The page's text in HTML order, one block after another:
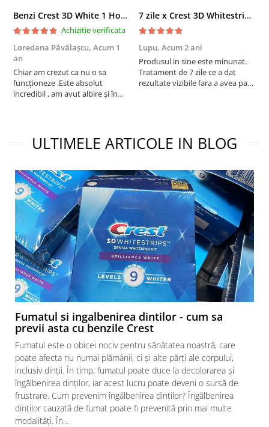
Benzi Crest 3D White 1 Hour Express, 12% concentratie, 10 zile, 20 benzi, aplicare 60 min, nivel albire 12, benzi albire dinti
Achizitie verificata
Loredana Păvălașcu, Acum 1
an
Chiar am crezut ca nu o sa
funcționeze .Este absolut
incredibil , am avut albire și în
văd rezultatul final . Absolut 0
sensibilitat...
7 zile x Crest 3D Whitestrips Professional Effects, 10% concentratie, 14 benzi albire Crest, nivel albire 6, aplicare 45 min, benzi albire dinti
Lupu, Acum 2 ani
Produsul in sine este minunat.
Tratament de 7 zile ce a dat
rezultate vizibile fara a avea parti
arati rezultatele albirii prin poz...
ULTIMELE ARTICOLE IN BLOG
Fumatul si ingalbenirea dintilor - cum sa
previi asta cu benzile Crest
Fumatul este o obicei nociv pentru sănătatea noastră, care
poate afecta nu numai plămânii, ci și alte părți ale corpului,
inclusiv dinții. În timp, fumatul poate duce la decolorarea și
îngălbenirea dinților, iar acest lucru poate deveni o sursă de
frustrare. Cum prevenim îngălbenirea dinților? Îngălbenirea
dinților cauzată de fumat poate fi prevenită prin mai multe
modalități. În...